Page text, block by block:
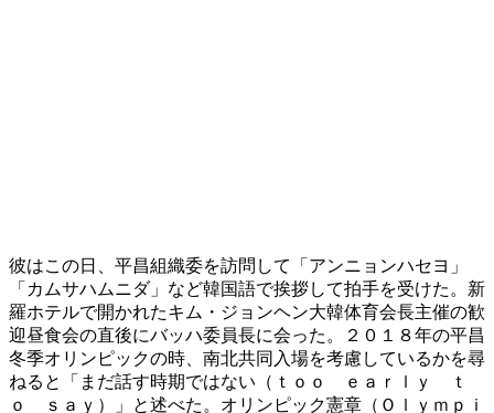
彼はこの日、平昌組織委を訪問して「アンニョンハセヨ」
「カムサハムニダ」など韓国語で挨拶して拍手を受けた。新
羅ホテルで開かれたキム・ジョンヘン大韓体育会長主催の歓
迎昼食会の直後にバッハ委員長に会った。２０１８年の平昌
冬季オリンピックの時、南北共同入場を考慮しているかを尋
ねると「まだ話す時期ではない（ｔｏｏ ｅａｒｌｙ ｔ
ｏ ｓａｙ）」と述べた。オリンピック憲章（Ｏｌｙｍｐｉ